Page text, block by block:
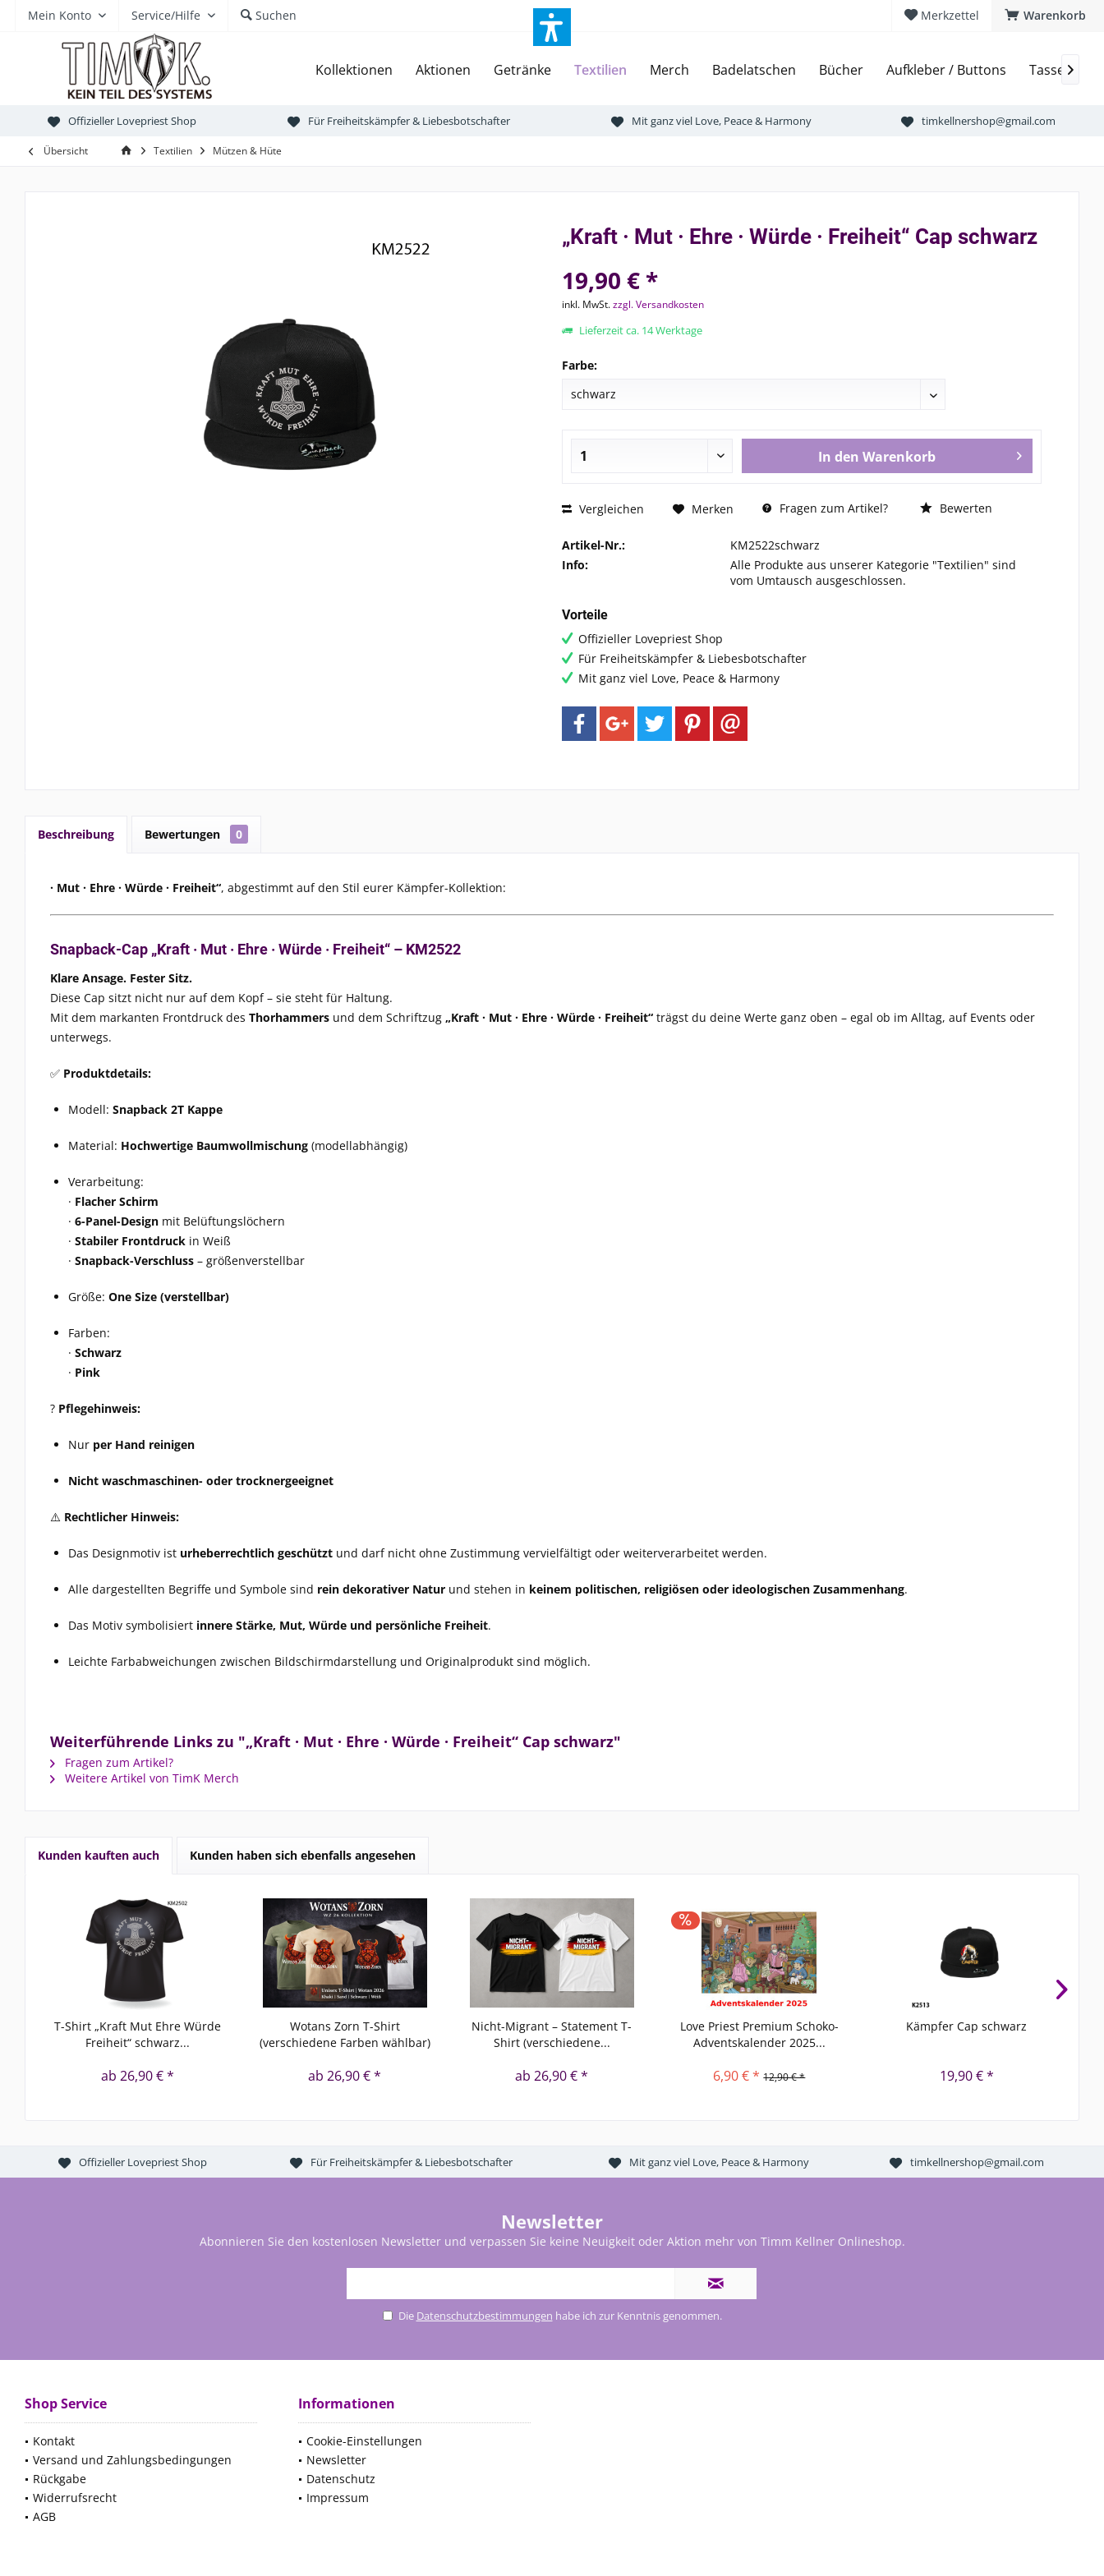
Warenkorb
Merkzettel
Mein Konto Service/Hilfe Suchen
Kollektionen Aktionen Getränke Textilien Merch Badelatschen Bücher Aufkleber / Buttons Tassen &

Offizieller Lovepriest Shop Für Freiheitskämpfer & Liebesbotschafter Mit ganz viel Love, Peace & Harmony timkellnershop@gmail.com
Übersicht Textilien Mützen & Hüte
„Kraft · Mut · Ehre · Würde · Freiheit“ Cap schwarz
19,90 € *
inkl. MwSt.zzgl. Versandkosten
Lieferzeit ca. 14 Werktage
Farbe:
In den Warenkorb
Vergleichen Merken Fragen zum Artikel? Bewerten
Artikel-Nr.:
KM2522schwarz
Info:
Alle Produkte aus unserer Kategorie "Textilien" sind
vom Umtausch ausgeschlossen.
Vorteile
Offizieller Lovepriest Shop
Für Freiheitskämpfer & Liebesbotschafter
Mit ganz viel Love, Peace & Harmony
Beschreibung Bewertungen 0
· Mut · Ehre · Würde · Freiheit“, abgestimmt auf den Stil eurer Kämpfer-Kollektion:
Snapback-Cap „Kraft · Mut · Ehre · Würde · Freiheit“ – KM2522
Klare Ansage. Fester Sitz.
Diese Cap sitzt nicht nur auf dem Kopf – sie steht für Haltung.
Mit dem markanten Frontdruck des Thorhammers und dem Schriftzug „Kraft · Mut · Ehre · Würde · Freiheit“ trägst du deine Werte ganz oben – egal ob im Alltag, auf Events oder
unterwegs.
✅ Produktdetails:
Modell: Snapback 2T Kappe
Material: Hochwertige Baumwollmischung (modellabhängig)
Verarbeitung:
· Flacher Schirm
· 6-Panel-Design mit Belüftungslöchern
· Stabiler Frontdruck in Weiß
· Snapback-Verschluss – größenverstellbar
Größe: One Size (verstellbar)
Farben:
· Schwarz
· Pink
? Pflegehinweis:
Nur per Hand reinigen
Nicht waschmaschinen- oder trocknergeeignet
⚠️ Rechtlicher Hinweis:
Das Designmotiv ist urheberrechtlich geschützt und darf nicht ohne Zustimmung vervielfältigt oder weiterverarbeitet werden.
Alle dargestellten Begriffe und Symbole sind rein dekorativer Natur und stehen in keinem politischen, religiösen oder ideologischen Zusammenhang.
Das Motiv symbolisiert innere Stärke, Mut, Würde und persönliche Freiheit.
Leichte Farbabweichungen zwischen Bildschirmdarstellung und Originalprodukt sind möglich.
Weiterführende Links zu "„Kraft · Mut · Ehre · Würde · Freiheit“ Cap schwarz"
Fragen zum Artikel?
Weitere Artikel von TimK Merch
Kunden kauften auch Kunden haben sich ebenfalls angesehen
T-Shirt „Kraft Mut Ehre Würde
Freiheit“ schwarz...
ab 26,90 € *
Wotans Zorn T-Shirt
(verschiedene Farben wählbar)
ab 26,90 € *
Nicht-Migrant – Statement T-
Shirt (verschiedene...
ab 26,90 € *
Love Priest Premium Schoko-
Adventskalender 2025...
6,90 € * 12,90 € *
Kämpfer Cap schwarz
19,90 € *
Offizieller Lovepriest Shop Für Freiheitskämpfer & Liebesbotschafter Mit ganz viel Love, Peace & Harmony timkellnershop@gmail.com
Newsletter
Abonnieren Sie den kostenlosen Newsletter und verpassen Sie keine Neuigkeit oder Aktion mehr von Timm Kellner Onlineshop.
Die Datenschutzbestimmungen habe ich zur Kenntnis genommen.
Shop Service
Kontakt
Versand und Zahlungsbedingungen
Rückgabe
Widerrufsrecht
AGB
Informationen
Cookie-Einstellungen
Newsletter
Datenschutz
Impressum